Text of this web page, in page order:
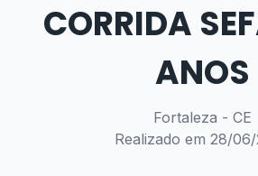
CORRIDA
ANOS
Fortaleza - CE
Realizado em 28/